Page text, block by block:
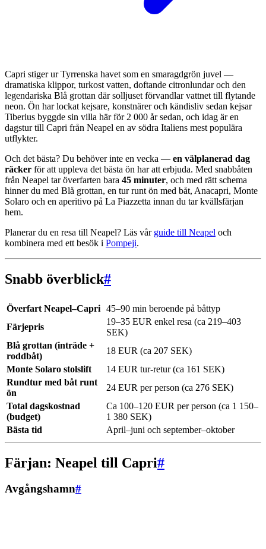
Capri stiger ur Tyrrenska havet som en smaragdgrön juvel —
dramatiska klippor, turkost vatten, doftande citronlundar och den
legendariska Blå grottan där solljuset förvandlar vattnet till flytande
neon. Ön har lockat kejsare, konstnärer och kändisliv sedan kejsar
Tiberius byggde sin villa här för 2 000 år sedan, och idag är en
dagstur till Capri från Neapel en av södra Italiens mest populära
utflykter.
Och det bästa? Du behöver inte en vecka — en välplanerad dag
räcker för att uppleva det bästa ön har att erbjuda. Med snabbåten
från Neapel tar överfarten bara 45 minuter, och med rätt schema
hinner du med Blå grottan, en tur runt ön med båt, Anacapri, Monte
Solaro och en aperitivo på La Piazzetta innan du tar kvällsfärjan
hem.
Planerar du en resa till Neapel? Läs vår guide till Neapel och
kombinera med ett besök i Pompeji.
Snabb överblick#
Överfart Neapel–Capri 45–90 min beroende på båttyp
Färjepris
19–35 EUR enkel resa (ca 219–403
SEK)
Blå grottan (inträde +
roddbåt)
18 EUR (ca 207 SEK)
Monte Solaro stolslift
14 EUR tur-retur (ca 161 SEK)
Rundtur med båt runt
ön
24 EUR per person (ca 276 SEK)
Total dagskostnad
(budget)
Ca 100–120 EUR per person (ca 1 150–
1 380 SEK)
Bästa tid
April–juni och september–oktober
Färjan: Neapel till Capri#
Avgångshamn#